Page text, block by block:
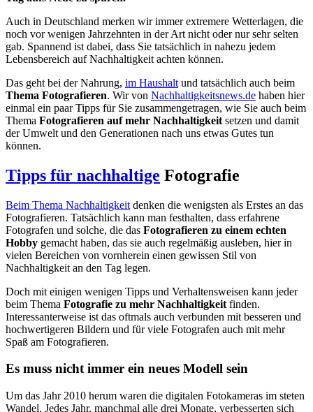
Auch in Deutschland merken wir immer extremere Wetterlagen, die
noch vor wenigen Jahrzehnten in der Art nicht oder nur sehr selten
gab. Spannend ist dabei, dass Sie tatsächlich in nahezu jedem
Lebensbereich auf Nachhaltigkeit achten können.
Das geht bei der Nahrung, im Haushalt und tatsächlich auch beim
Thema Fotografieren. Wir von Nachhaltigkeitsnews.de haben hier
einmal ein paar Tipps für Sie zusammengetragen, wie Sie auch beim
Thema Fotografieren auf mehr Nachhaltigkeit setzen und damit
der Umwelt und den Generationen nach uns etwas Gutes tun
können.
Tipps für nachhaltige Fotografie
Beim Thema Nachhaltigkeit denken die wenigsten als Erstes an das
Fotografieren. Tatsächlich kann man festhalten, dass erfahrene
Fotografen und solche, die das Fotografieren zu einem echten
Hobby gemacht haben, das sie auch regelmäßig ausleben, hier in
vielen Bereichen von vornherein einen gewissen Stil von
Nachhaltigkeit an den Tag legen.
Doch mit einigen wenigen Tipps und Verhaltensweisen kann jeder
beim Thema Fotografie zu mehr Nachhaltigkeit finden.
Interessanterweise ist das oftmals auch verbunden mit besseren und
hochwertigeren Bildern und für viele Fotografen auch mit mehr
Spaß am Fotografieren.
Es muss nicht immer ein neues Modell sein
Um das Jahr 2010 herum waren die digitalen Fotokameras im steten
Wandel. Jedes Jahr, manchmal alle drei Monate, verbesserten sich